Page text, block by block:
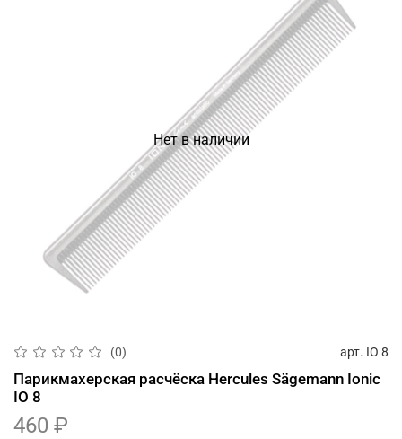
Нет в наличии
(0) арт. IO 8
Парикмахерская расчёска Hercules Sägemann Ionic
IO 8
460 ₽